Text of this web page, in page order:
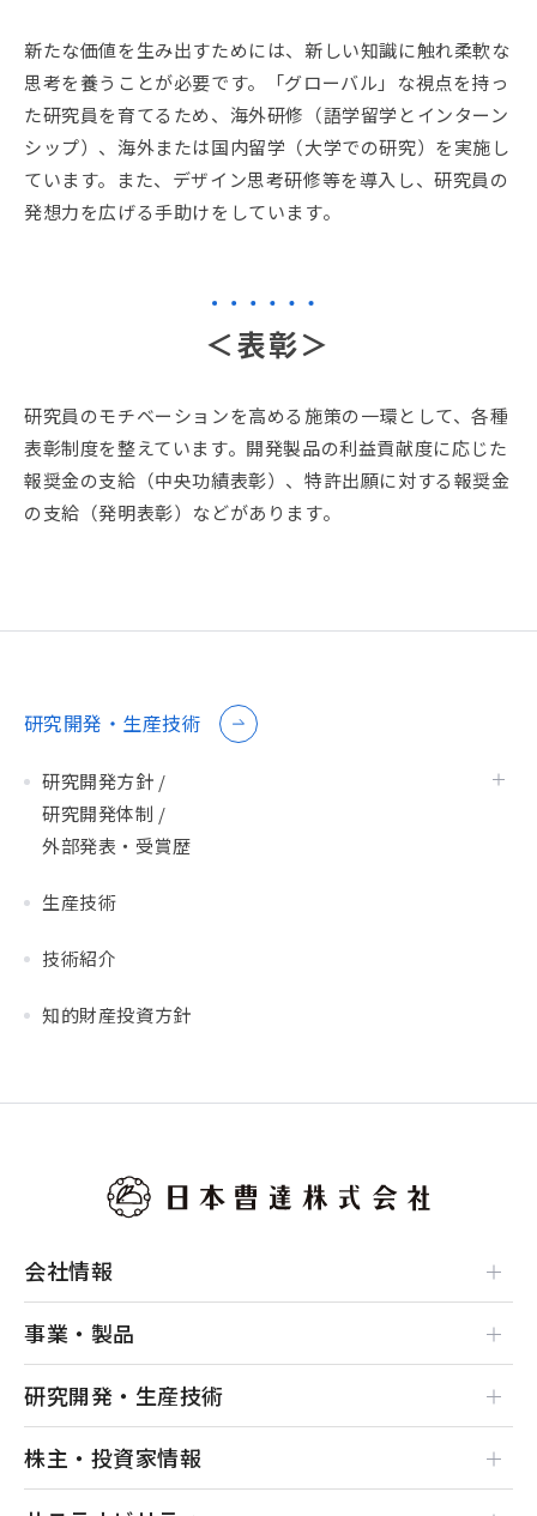
新たな価値を生み出すためには、新しい知識に触れ柔軟な
思考を養うことが必要です。「グローバル」な視点を持っ
た研究員を育てるため、海外研修（語学留学とインターン
シップ）、海外または国内留学（大学での研究）を実施し
ています。また、デザイン思考研修等を導入し、研究員の
発想力を広げる手助けをしています。
＜表彰＞
研究員のモチベーションを高める施策の一環として、各種
表彰制度を整えています。開発製品の利益貢献度に応じた
報奨金の支給（中央功績表彰）、特許出願に対する報奨金
の支給（発明表彰）などがあります。
研究開発・生産技術
研究開発方針 /
研究開発体制 /
外部発表・受賞歴
生産技術
技術紹介
知的財産投資方針
会社情報
事業・製品
研究開発・生産技術
株主・投資家情報